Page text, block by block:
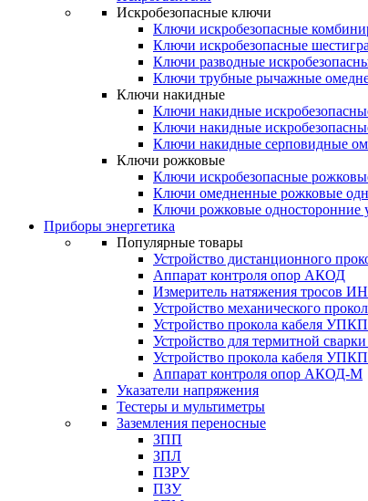
Искробезопасные ключи
Ключи искробезопасные
Ключи искробезопасные
Ключи разводные
Ключи трубные рычажные
Ключи накидные
Ключи накидные
Ключи накидные
Ключи накидные серповидные
Ключи рожковые
Ключи искробезопасные
Ключи омедненные рожковые
Ключи рожковые
Приборы энергетика
Популярные товары
Устройство дистанционного
Аппарат контроля опор АКОД
Измеритель натяжения тросов
Устройство механического
Устройство прокола кабеля
Устройство для термитной
Устройство прокола кабеля
Аппарат контроля опор АКОД-М
Указатели напряжения
Тестеры и мультиметры
Заземления переносные
ЗПП
ЗПЛ
ПЗРУ
ПЗУ